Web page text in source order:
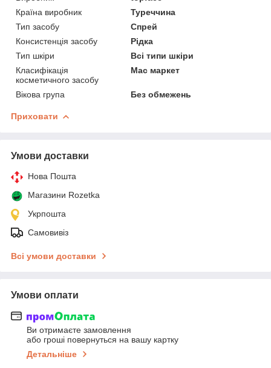
Країна виробник
Туреччина
Тип засобу
Спрей
Консистенція засобу
Рідка
Тип шкіри
Всі типи шкіри
Класифікація
косметичного засобу
Мас маркет
Вікова група Без обмежень
Приховати
Умови доставки
Нова Пошта
Магазини Rozetka
Укрпошта
Самовивіз
Всі умови доставки
Умови оплати
Ви отримаєте замовлення
або гроші повернуться на вашу картку
Детальніше